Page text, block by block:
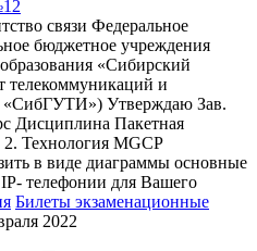
связи Федеральное
бюджетное учреждения
«Сибирский
телекоммуникаций и
Утверждаю Зав.
Дисциплина Пакетная
Технология MGCP
в виде диаграммы основные
телефонии для Вашего
Билеты экзаменационные
2022